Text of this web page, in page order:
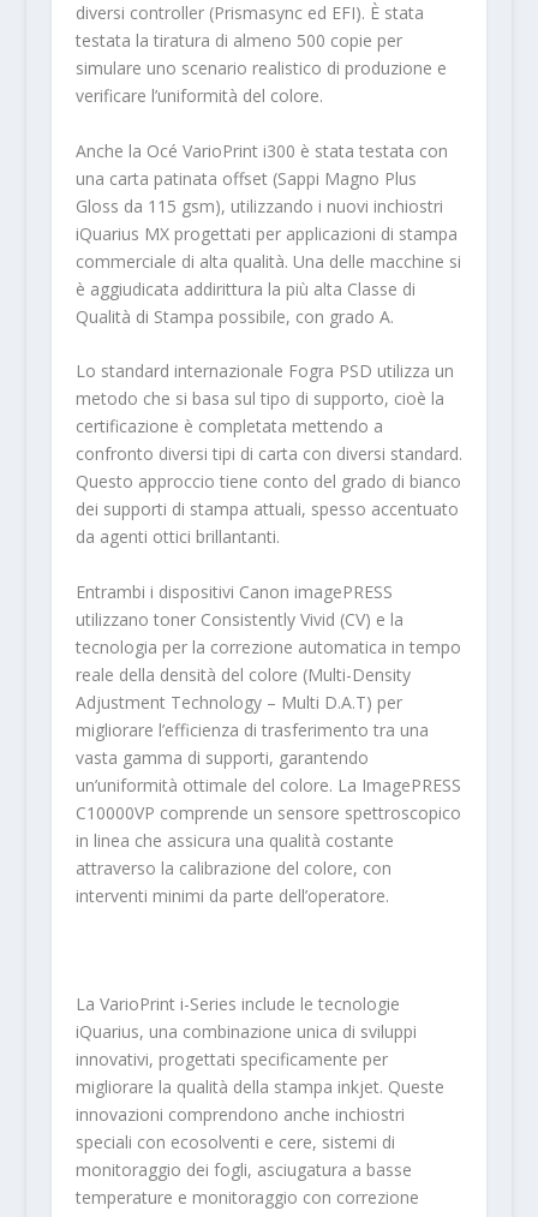
diversi controller (Prismasync ed EFI). È stata
testata la tiratura di almeno 500 copie per
simulare uno scenario realistico di produzione e
verificare l’uniformità del colore.
Anche la Océ VarioPrint i300 è stata testata con
una carta patinata offset (Sappi Magno Plus
Gloss da 115 gsm), utilizzando i nuovi inchiostri
iQuarius MX progettati per applicazioni di stampa
commerciale di alta qualità. Una delle macchine si
è aggiudicata addirittura la più alta Classe di
Qualità di Stampa possibile, con grado A.
Lo standard internazionale Fogra PSD utilizza un
metodo che si basa sul tipo di supporto, cioè la
certificazione è completata mettendo a
confronto diversi tipi di carta con diversi standard.
Questo approccio tiene conto del grado di bianco
dei supporti di stampa attuali, spesso accentuato
da agenti ottici brillantanti.
Entrambi i dispositivi Canon imagePRESS
utilizzano toner Consistently Vivid (CV) e la
tecnologia per la correzione automatica in tempo
reale della densità del colore (Multi-Density
Adjustment Technology – Multi D.A.T) per
migliorare l’efficienza di trasferimento tra una
vasta gamma di supporti, garantendo
un’uniformità ottimale del colore. La ImagePRESS
C10000VP comprende un sensore spettroscopico
in linea che assicura una qualità costante
attraverso la calibrazione del colore, con
interventi minimi da parte dell’operatore.
La VarioPrint i-Series include le tecnologie
iQuarius, una combinazione unica di sviluppi
innovativi, progettati specificamente per
migliorare la qualità della stampa inkjet. Queste
innovazioni comprendono anche inchiostri
speciali con ecosolventi e cere, sistemi di
monitoraggio dei fogli, asciugatura a basse
temperature e monitoraggio con correzione